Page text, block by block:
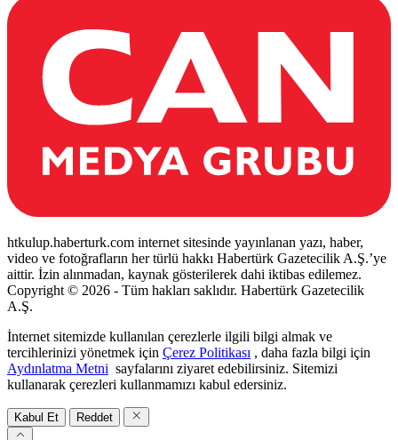
htkulup.haberturk.com internet sitesinde yayınlanan yazı, haber,
video ve fotoğrafların her türlü hakkı Habertürk Gazetecilik A.Ş.’ye
aittir. İzin alınmadan, kaynak gösterilerek dahi iktibas edilemez.
Copyright © 2026 - Tüm hakları saklıdır. Habertürk Gazetecilik
A.Ş.
İnternet sitemizde kullanılan çerezlerle ilgili bilgi almak ve
tercihlerinizi yönetmek için Çerez Politikası , daha fazla bilgi için
Aydınlatma Metni sayfalarını ziyaret edebilirsiniz. Sitemizi
kullanarak çerezleri kullanmamızı kabul edersiniz.
Kabul Et Reddet